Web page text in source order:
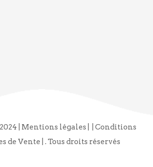
| Mentions légales |
| Conditions
de Vente | . Tous droits réservés